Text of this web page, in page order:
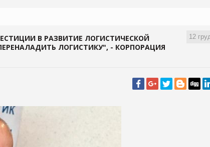
12
В РАЗВИТИЕ ЛОГИСТИЧЕСКОЙ
ЛОГИСТИКУ", - КОРПОРАЦИЯ